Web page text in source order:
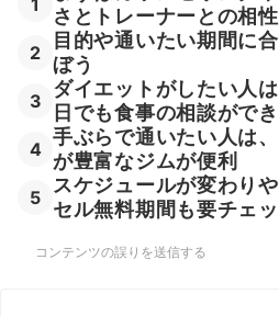
1
さとトレーナーとの相
2
目的や通いたい期間に
ぼう
3
ダイエットがしたい人
日でも食事の相談がで
4
手ぶらで通いたい人は
が豊富なジムが便利
5
スケジュールが変わり
セル無料期間も要チェ
コンテンツの誤りを送信する